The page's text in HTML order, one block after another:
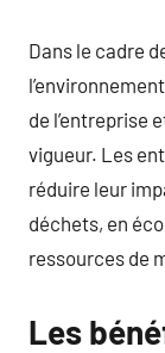
Dans le cadre
de l’entreprise
vigueur. Les
réduire leur
déchets, en
ressources de
Les